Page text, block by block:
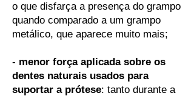
o que disfarça a presença do grampo
quando comparado a um grampo
metálico, que aparece muito mais;
- menor força aplicada sobre os
dentes naturais usados para
suportar a prótese: tanto durante a